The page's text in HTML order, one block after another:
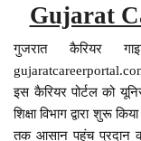
Gujarat
गुजरात कैरियर
इस कैरियर पोर्टल को
शिक्षा विभाग द्वारा शुरू
तक आसान पहुंच प्रदान